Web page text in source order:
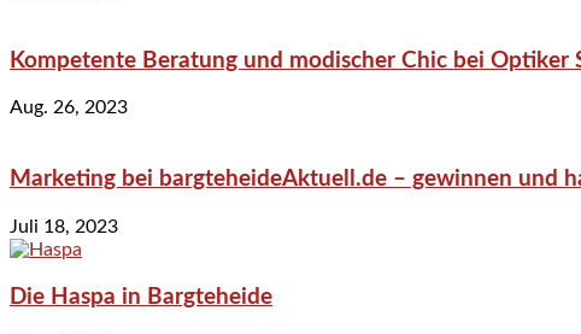
Kompetente Beratung und modischer Chic bei Optiker
Aug. 26, 2023
Marketing bei bargteheideAktuell.de – gewinnen und
Juli 18, 2023
Die Haspa in Bargteheide